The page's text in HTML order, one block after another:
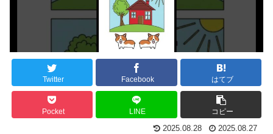
Twitter Facebook はてブ
Pocket LINE コピー
2025.08.28 2025.08.27